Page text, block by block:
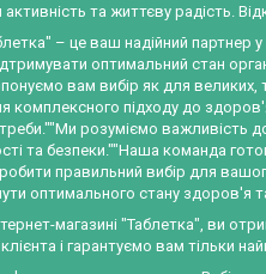
та життєву радість.
– це ваш надійний
оптимальний стан
вам вибір як для
комплексного підходу до
розуміємо важливість
та безпеки.""Наша команда
правильний вибір для
оптимального стану здоров'я
магазині "Таблетка", ви
і гарантуємо вам тільки